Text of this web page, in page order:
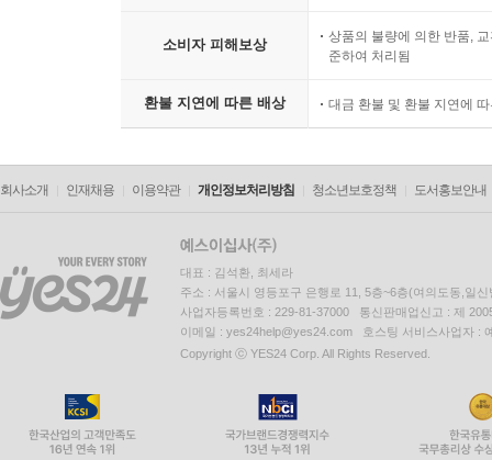
소비자 피해보상
상품의 불량에 의한 반품,
준하여 처리됨
환불 지연에 따른 배상 대금 환불 및 환불 지연에
회사소개 인재채용 이용약관 개인정보처리방침 청소년보호정책 도서홍보안내
대표 : 김석환, 최세라
주소 : 서울시 영등포구 은행로 11, 5층~6층(여의도동,일신
사업자등록번호 : 229-81-37000 통신판매업신고 : 제
이메일 : yes24help@yes24.com 호스팅 서비스사업자 :
Copyright ⓒ YES24 Corp. All Rights Reserved.